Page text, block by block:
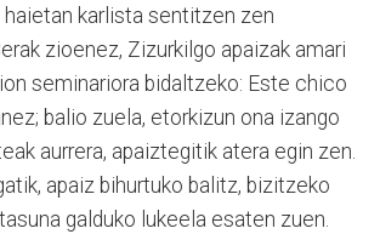
haietan karlista sentitzen zen
zioenez, Zizurkilgo apaizak amari
seminariora bidaltzeko: Este chico
balio zuela, etorkizun ona izango
aurrera, apaiztegitik atera egin zen.
apaiz bihurtuko balitz, bizitzeko
galduko lukeela esaten zuen.